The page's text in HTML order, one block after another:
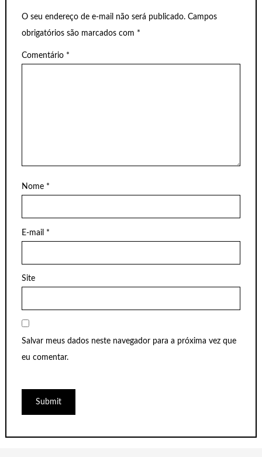
O seu endereço de e-mail não será publicado. Campos
obrigatórios são marcados com *
Comentário *
Nome *
E-mail *
Site
Salvar meus dados neste navegador para a próxima vez que
eu comentar.